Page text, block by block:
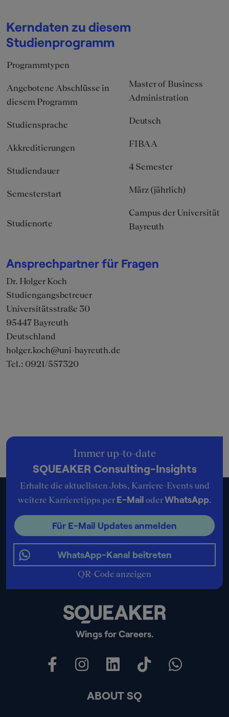
Kerndaten zu diesem
Studienprogramm
Programmtypen
Angebotene Abschlüsse in
diesem Programm
Master of Business
Administration
Studiensprache Deutsch
Akkreditierungen FIBAA
Studiendauer 4 Semester
Semesterstart März (jährlich)
Studienorte
Campus der Universität
Bayreuth
Ansprechpartner für Fragen
Dr. Holger Koch
Studiengangsbetreuer
Universitätsstraße 30
95447 Bayreuth
Deutschland
holger.koch@uni-bayreuth.de
Tel.: 0921/557320
Wings for Careers.
Immer up-to-date
SQUEAKER Consulting-Insights
Erhalte die aktuellsten Jobs, Karriere-Events und
weitere Karrieretipps per E-Mail oderWhatsApp.
Für E-Mail Updates anmelden
WhatsApp-Kanal beitreten
QR-Code anzeigen
ABOUT SQ